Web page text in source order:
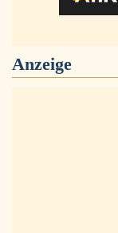
Anzeige